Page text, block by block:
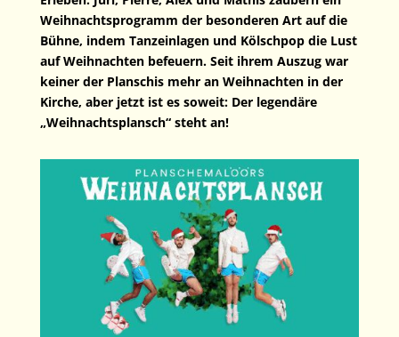
Weihnachtsprogramm der besonderen Art auf die
Bühne, indem Tanzeinlagen und Kölschpop die Lust
auf Weihnachten befeuern. Seit ihrem Auszug war
keiner der Planschis mehr an Weihnachten in der
Kirche, aber jetzt ist es soweit: Der legendäre
„Weihnachtsplansch“ steht an!